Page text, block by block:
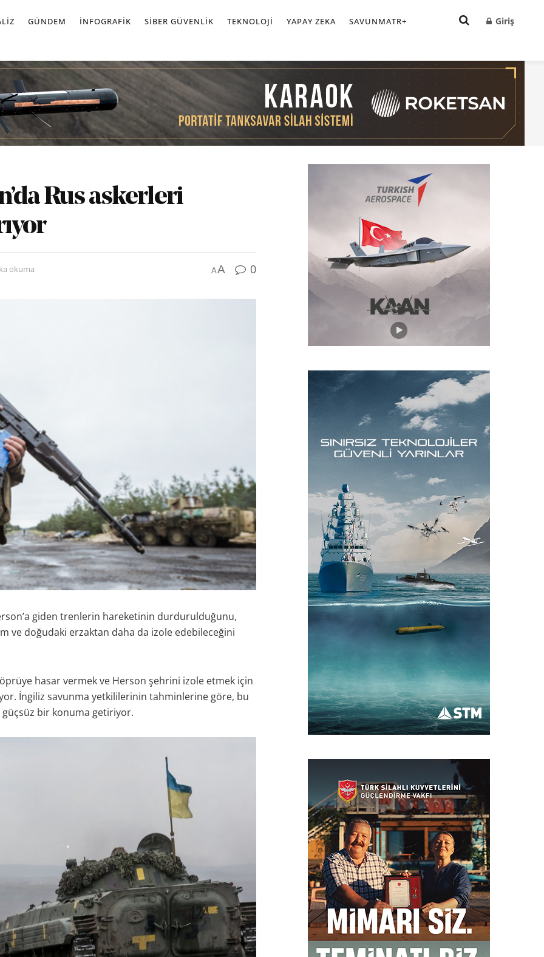
GÜNDEM İNFOGRAFIK SIBER GÜVENLIK TEKNOLOJI YAPAY ZEKA SAVUNMATR+ Giriş
Rus askerleri
okuma AA 0
giden trenlerin hareketinin durdurulduğunu,
ve doğudaki erzaktan daha da izole edebileceğini
hasar vermek ve Herson şehrini izole etmek için
İngiliz savunma yetkililerinin tahminlerine göre, bu
güçsüz bir konuma getiriyor.